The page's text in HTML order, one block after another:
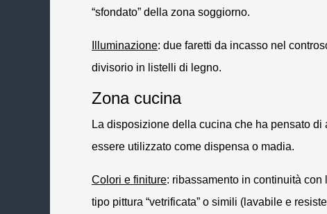
“sfondato” della zona soggiorno.
Illuminazione: due faretti da incasso nel
divisorio in listelli di legno.
Zona cucina
La disposizione della cucina che ha pensato
essere utilizzato come dispensa o madia.
Colori e finiture: ribassamento in continuità
tipo pittura “vetrificata” o simili (lavabile e